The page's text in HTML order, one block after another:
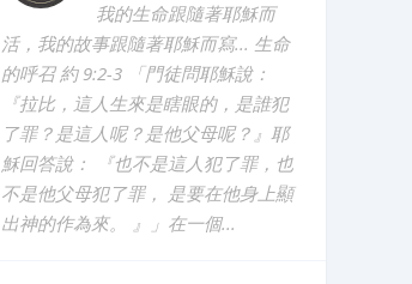
我的生命跟隨著耶穌而
活，我的故事跟隨著耶穌而寫... 生命
的呼召 約 9:2-3 「門徒問耶穌說：
『拉比，這人生來是瞎眼的，是誰犯
了罪？是這人呢？是他父母呢？』耶
穌回答說： 『也不是這人犯了罪，也
不是他父母犯了罪， 是要在他身上顯
出神的作為來。 』」在一個...